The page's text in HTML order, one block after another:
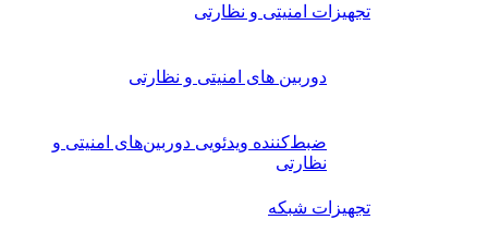
تجهیزات امنیتی و نظارتی
دوربین های امنیتی و نظارتی
ضبط‌کننده ویدئویی دوربین‌های امنیتی و
نظارتی
تجهیزات شبکه